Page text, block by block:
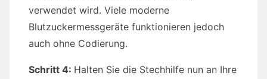
verwendet wird. Viele moderne
Blutzuckermessgeräte funktionieren jedoch
auch ohne Codierung.
Schritt 4: Halten Sie die Stechhilfe nun an Ihre